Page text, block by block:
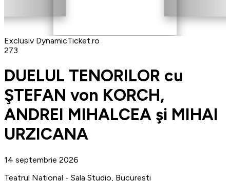
Exclusiv DynamicTicket.ro
273
DUELUL TENORILOR cu
ŞTEFAN von KORCH,
ANDREI MIHALCEA şi MIHAI
URZICANA
14 septembrie 2026
Teatrul National - Sala Studio, Bucuresti